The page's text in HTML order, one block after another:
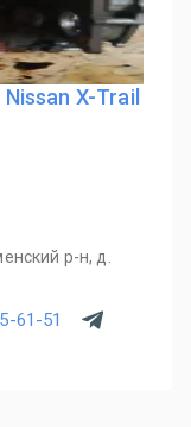
X-Trail
р-н, д.
61-51